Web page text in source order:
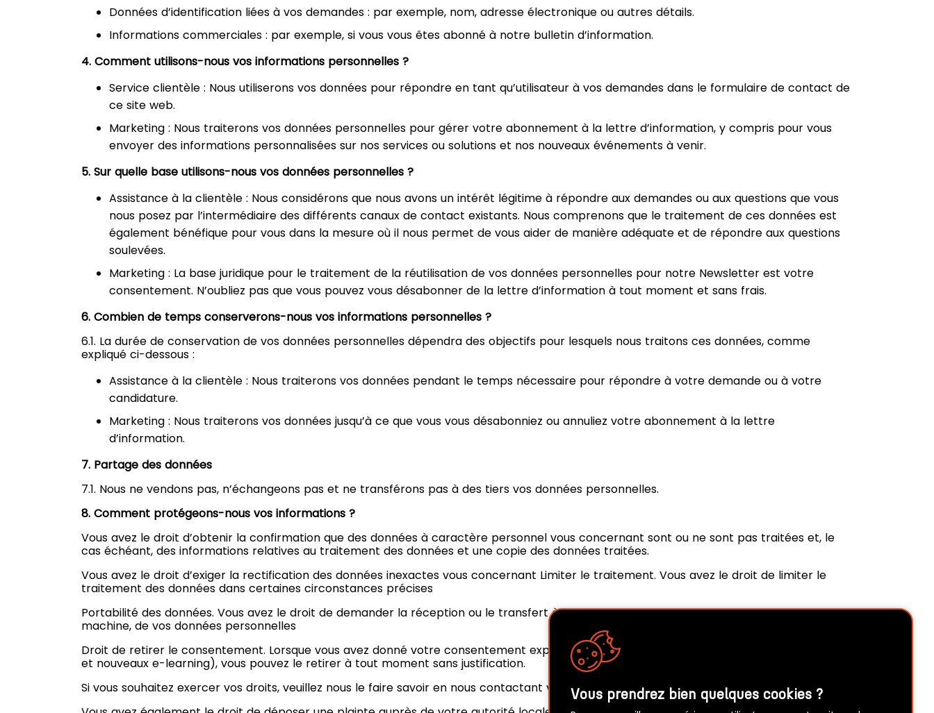
Données d’identification liées à vos demandes : par exemple, nom, adresse électronique ou autres détails.
Informations commerciales : par exemple, si vous vous êtes abonné à notre bulletin d’information.
4. Comment utilisons-nous vos informations personnelles ?
Service clientèle : Nous utiliserons vos données pour répondre en tant qu’utilisateur à vos demandes dans le formulaire de contact de
ce site web.
Marketing : Nous traiterons vos données personnelles pour gérer votre abonnement à la lettre d’information, y compris pour vous
envoyer des informations personnalisées sur nos services ou solutions et nos nouveaux événements à venir.
5. Sur quelle base utilisons-nous vos données personnelles ?
Assistance à la clientèle : Nous considérons que nous avons un intérêt légitime à répondre aux demandes ou aux questions que vous
nous posez par l’intermédiaire des différents canaux de contact existants. Nous comprenons que le traitement de ces données est
également bénéfique pour vous dans la mesure où il nous permet de vous aider de manière adéquate et de répondre aux questions
soulevées.
Marketing : La base juridique pour le traitement de la réutilisation de vos données personnelles pour notre Newsletter est votre
consentement. N’oubliez pas que vous pouvez vous désabonner de la lettre d’information à tout moment et sans frais.
6. Combien de temps conserverons-nous vos informations personnelles ?
6.1. La durée de conservation de vos données personnelles dépendra des objectifs pour lesquels nous traitons ces données, comme
expliqué ci-dessous :
Assistance à la clientèle : Nous traiterons vos données pendant le temps nécessaire pour répondre à votre demande ou à votre
candidature.
Marketing : Nous traiterons vos données jusqu’à ce que vous vous désabonniez ou annuliez votre abonnement à la lettre
d’information.
7. Partage des données
7.1. Nous ne vendons pas, n’échangeons pas et ne transférons pas à des tiers vos données personnelles.
8. Comment protégeons-nous vos informations ?
Vous avez le droit d’obtenir la confirmation que des données à caractère personnel vous concernant sont ou ne sont pas traitées et, le
cas échéant, des informations relatives au traitement des données et une copie des données traitées.
Vous avez le droit d’exiger la rectification des données inexactes vous concernant Limiter le traitement. Vous avez le droit de limiter le
traitement des données dans certaines circonstances précises
Portabilité des données. Vous avez le droit de demander la réception ou le transfert à une autre organisation, sous une forme lisible par
machine, de vos données personnelles
Droit de retirer le consentement. Lorsque vous avez donné votre consentement explicite pour le traitement de vos données (newsletter
et nouveaux e-learning), vous pouvez le retirer à tout moment sans justification.
Si vous souhaitez exercer vos droits, veuillez nous le faire savoir en nous contactant via le formulaire de contactVous prendrez bien quelques cookies ?